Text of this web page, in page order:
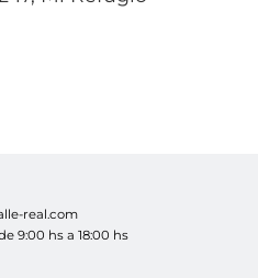
real.com
9:00 hs a 18:00 hs